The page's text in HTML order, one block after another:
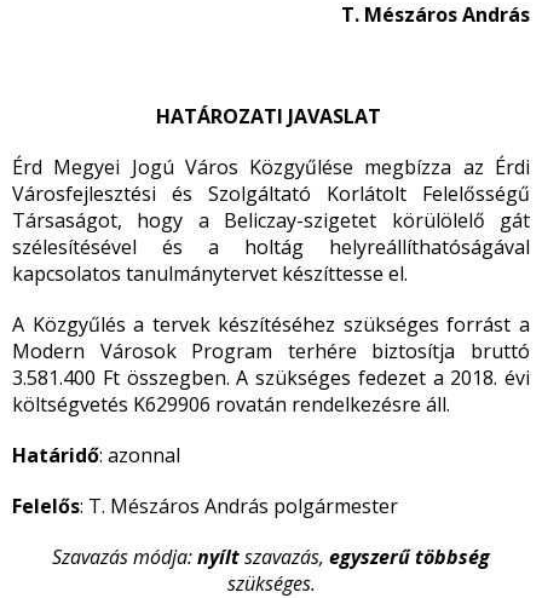
T. Mészáros András
HATÁROZATI JAVASLAT
Érd Megyei Jogú Város Közgyűlése megbízza az Érdi
Városfejlesztési és Szolgáltató Korlátolt Felelősségű
Társaságot, hogy a Beliczay-szigetet körülölelő gát
szélesítésével és a holtág helyreállíthatóságával
kapcsolatos tanulmánytervet készíttesse el.
A Közgyűlés a tervek készítéséhez szükséges forrást a
Modern Városok Program terhére biztosítja bruttó
3.581.400 Ft összegben. A szükséges fedezet a 2018. évi
költségvetés K629906 rovatán rendelkezésre áll.
Határidő: azonnal
Felelős: T. Mészáros András polgármester
Szavazás módja:nyíltszavazás, egyszerű többség
szükséges.